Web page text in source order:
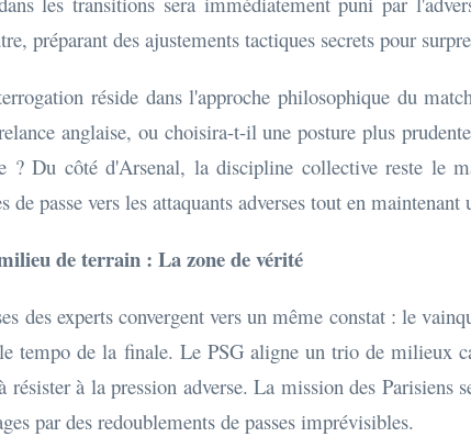
préparant des ajustements tactiques secrets pour
réside dans l'approche philosophique du
anglaise, ou choisira-t-il une posture plus
? Du côté d'Arsenal, la discipline collective reste le
de passe vers les attaquants adverses tout en
de terrain : La zone de vérité
des experts convergent vers un même constat : le
tempo de la finale. Le PSG aligne un trio de milieux
résister à la pression adverse. La mission des
par des redoublements de passes imprévisibles.